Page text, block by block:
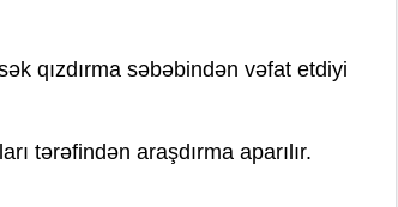
qızdırma səbəbindən vəfat etdiyi
tərəfindən araşdırma aparılır.